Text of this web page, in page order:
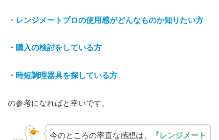
・レンジメートプロの使用感がどんなものか知りたい方
・購入の検討をしている方
・時短調理器具を探している方
の参考になればと幸いです。
今のところの率直な感想は、
『レンジメート